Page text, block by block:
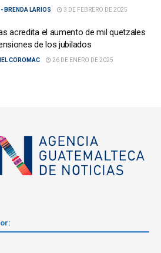
BRENDA LARIOS 3 DE FEBRERO DE 2025
acredita el aumento de mil quetzales
de los jubilados
COROMAC 26 DE ENERO DE 2025